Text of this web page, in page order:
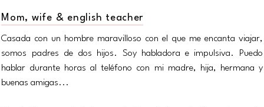
Mom, wife & english teacher
Casada con un hombre maravilloso con el que me encanta viajar,
somos padres de dos hijos. Soy habladora e impulsiva. Puedo
hablar durante horas al teléfono con mi madre, hija, hermana y
buenas amigas...